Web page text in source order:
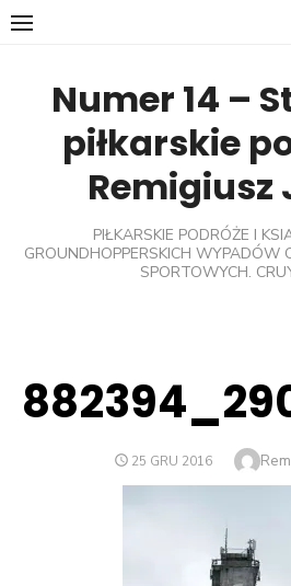
Skip
Numer 14 –
piłkarskie
Remigiusz
PIŁKARSKIE PODRÓŻE I
GROUNDHOPPERSKICH WYPADÓW
SPORTOWYCH.
POSTED
25 GRU 2016